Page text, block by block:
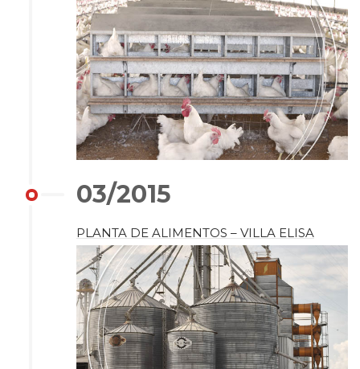
03/2015
PLANTA DE ALIMENTOS – VILLA ELISA